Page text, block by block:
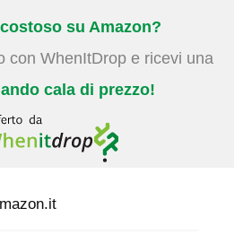
su Amazon?
con WhenItDrop e ricevi una
cala di prezzo!